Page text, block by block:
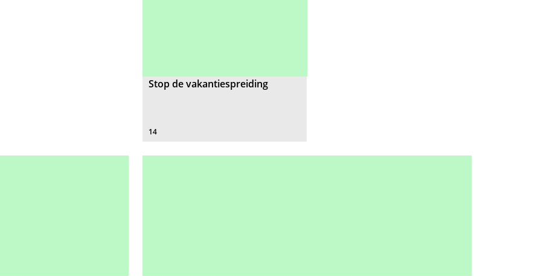
Stop de vakantiespreiding
14